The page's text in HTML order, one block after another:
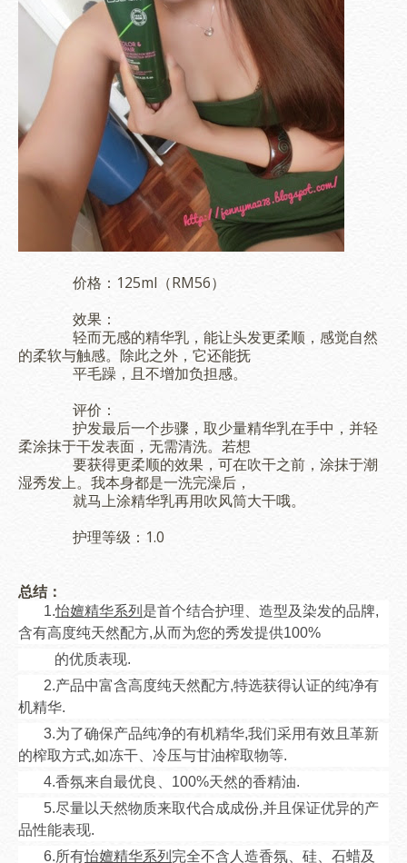
价格：125ml（RM56）
效果：
轻而无感的精华乳，能让头发更柔顺，感觉自然
的柔软与触感。除此之外，它还能抚
平毛躁，且不增加负担感。
评价：
护发最后一个步骤，取少量精华乳在手中，并轻
柔涂抹于干发表面，无需清洗。若想
要获得更柔顺的效果，可在吹干之前，涂抹于潮
湿秀发上。我本身都是一洗完澡后，
就马上涂精华乳再用吹风筒大干哦。
护理等级：1.0
总结：
1.怡嬗精华系列 是首个结合护理、造型及染发的品牌,
含有高度纯天然配方,从而为您的秀发提供100%
的优质表现.
2.产品中富含高度纯天然配方,特选获得认证的纯净有
机精华.
3.为了确保产品纯净的有机精华,我们采用有效且革新
的榨取方式,如冻干、冷压与甘油榨取物等.
4.香氛来自最优良、100%天然的香精油.
5.尽量以天然物质来取代合成成份,并且保证优异的产
品性能表现.
6.所有怡嬗精华系列 完全不含人造香氛、硅、石蜡及